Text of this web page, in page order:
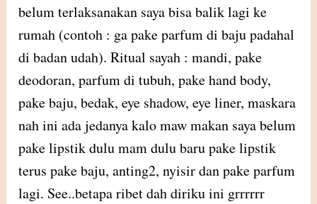
belum terlaksanakan saya bisa balik lagi ke
rumah (contoh : ga pake parfum di baju padahal
di badan udah). Ritual sayah : mandi, pake
deodoran, parfum di tubuh, pake hand body,
pake baju, bedak, eye shadow, eye liner, maskara
nah ini ada jedanya kalo maw makan saya belum
pake lipstik dulu mam dulu baru pake lipstik
terus pake baju, anting2, nyisir dan pake parfum
lagi. See..betapa ribet dah diriku ini grrrrrr